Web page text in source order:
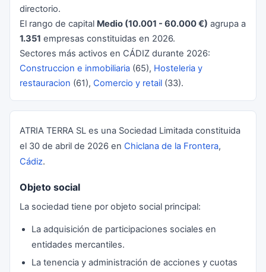
directorio.
El rango de capital Medio (10.001 - 60.000 €) agrupa a
1.351 empresas constituidas en 2026.
Sectores más activos en CÁDIZ durante 2026:
Construccion e inmobiliaria (65), Hosteleria y
restauracion (61), Comercio y retail (33).
ATRIA TERRA SL es una Sociedad Limitada constituida
el 30 de abril de 2026 en Chiclana de la Frontera,
Cádiz.
Objeto social
La sociedad tiene por objeto social principal:
La adquisición de participaciones sociales en
entidades mercantiles.
La tenencia y administración de acciones y cuotas